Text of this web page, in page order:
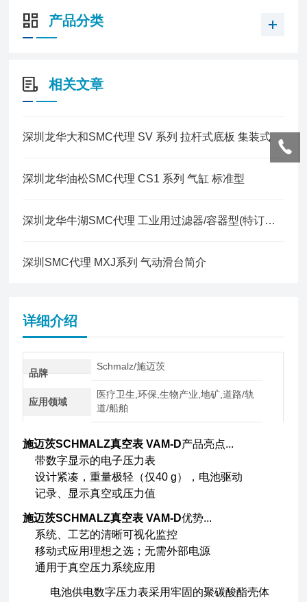
产品分类
相关文章
深圳龙华大和SMC代理 SV 系列 拉杆式底板 集装式
深圳龙华油松SMC代理 CS1 系列 气缸 标准型
深圳龙华牛湖SMC代理 ​工业用过滤器/容器型(特订生产) FGB
深圳SMC代理 MXJ系列 气动滑台简介
详细介绍
品牌
Schmalz/施迈茨
应用领域
医疗卫生,环保,生物产业,地矿,道路/轨
道/船舶
施迈茨SCHMALZ真空表 VAM-D产品亮点...
带数字显示的电子压力表
设计紧凑，重量极轻（仅40 g），电池驱动
记录、显示真空或压力值
施迈茨SCHMALZ真空表 VAM-D优势...
系统、工艺的清晰可视化监控
移动式应用理想之选；无需外部电源
通用于真空压力系统应用
电池供电数字压力表采用牢固的聚碳酸酯壳体